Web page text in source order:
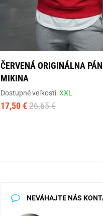
ČERVENÁ ORIGINÁLNA
MIKINA
Dostupné veľkosti:XXL
17,50 € 26,65 €
NEVÁHAJTE NÁS